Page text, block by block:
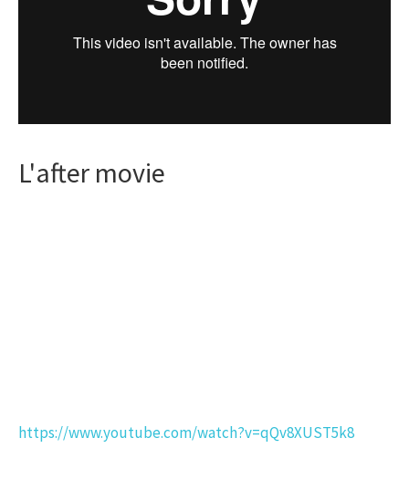
L'after movie
https://www.youtube.com/watch?v=qQv8XUST5k8